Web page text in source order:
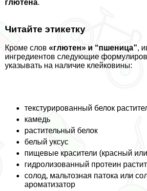
глютена.
Читайте этикетку
Кроме слов «глютен» и “пшеница”,
ингредиентов следующие
указывать на наличие клейковины:
текстурированный белок
камедь
растительный белок
белый уксус
пищевые красители (красный
гидролизованный протеин
солод, мальтозная патока или
ароматизатор